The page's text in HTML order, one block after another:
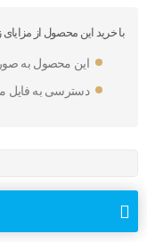
با خرید این محصول از
این محصول به
دسترسی به فایل
SCADA
7.2